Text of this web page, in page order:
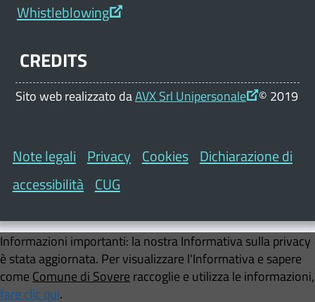
Whistleblowing
CREDITS
Sito web realizzato daAVX Srl Unipersonale © 2019
Note legali Privacy Cookies Dichiarazione di
accessibilità CUG
Informazioni importanti: la nostra Informativa sulla privacy
è stata aggiornata. Per visualizzare l'Informativa e sapere
come Comune di Sovere raccoglie e utilizza le informazioni,
fare clic qui.